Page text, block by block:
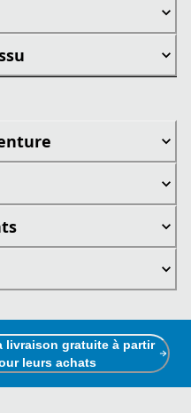
livraison gratuite à partir
leurs achats